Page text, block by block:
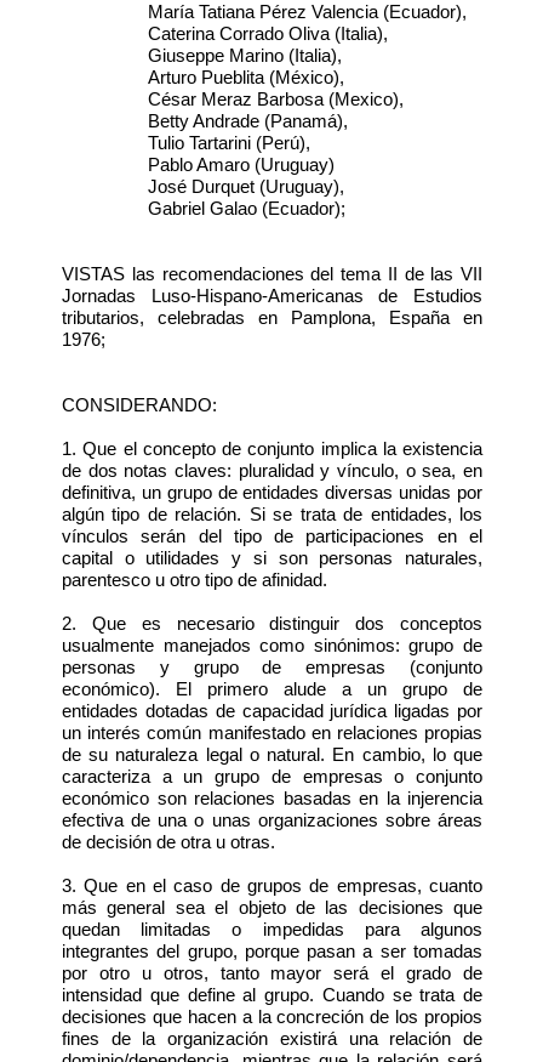
María Tatiana Pérez Valencia (Ecuador),
Caterina Corrado Oliva (Italia),
Giuseppe Marino (Italia),
Arturo Pueblita (México),
César Meraz Barbosa (Mexico),
Betty Andrade (Panamá),
Tulio Tartarini (Perú),
Pablo Amaro (Uruguay)
José Durquet (Uruguay),
Gabriel Galao (Ecuador);
VISTAS las recomendaciones del tema II de las VII
Jornadas Luso-Hispano-Americanas de Estudios
tributarios, celebradas en Pamplona, España en
1976;
CONSIDERANDO:
1. Que el concepto de conjunto implica la existencia
de dos notas claves: pluralidad y vínculo, o sea, en
definitiva, un grupo de entidades diversas unidas por
algún tipo de relación. Si se trata de entidades, los
vínculos serán del tipo de participaciones en el
capital o utilidades y si son personas naturales,
parentesco u otro tipo de afinidad.
2. Que es necesario distinguir dos conceptos
usualmente manejados como sinónimos: grupo de
personas y grupo de empresas (conjunto
económico). El primero alude a un grupo de
entidades dotadas de capacidad jurídica ligadas por
un interés común manifestado en relaciones propias
de su naturaleza legal o natural. En cambio, lo que
caracteriza a un grupo de empresas o conjunto
económico son relaciones basadas en la injerencia
efectiva de una o unas organizaciones sobre áreas
de decisión de otra u otras.
3. Que en el caso de grupos de empresas, cuanto
más general sea el objeto de las decisiones que
quedan limitadas o impedidas para algunos
integrantes del grupo, porque pasan a ser tomadas
por otro u otros, tanto mayor será el grado de
intensidad que define al grupo. Cuando se trata de
decisiones que hacen a la concreción de los propios
fines de la organización existirá una relación de